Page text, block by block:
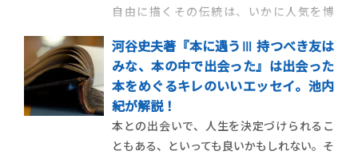
自由に描くその伝統は、いかに人気を博
魅了したその全貌がよみがえる一冊を、池
内紀が解説します。 【ポスト・ブック・レ
ビュー この人に訊け！】 池内 紀【ドイツ
文学者・エッセイスト】 ピカ […]
河谷史夫著『本に遇うⅢ 持つべき友は
みな、本の中で出会った』は出会った
本をめぐるキレのいいエッセイ。池内
紀が解説！
本との出会いで、人生を決定づけられるこ
ともある、といっても良いかもしれない。そ